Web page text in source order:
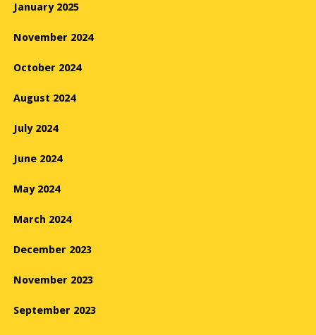
January 2025
November 2024
October 2024
August 2024
July 2024
June 2024
May 2024
March 2024
December 2023
November 2023
September 2023